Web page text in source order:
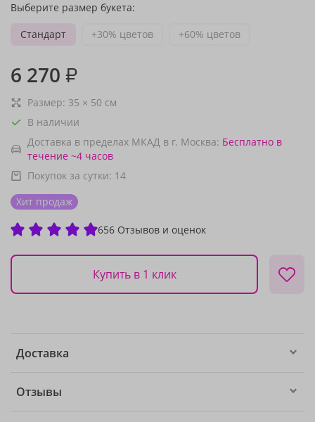
Выберите размер букета:
Стандарт
+30% цветов +60% цветов
6 270 ₽
Размер: 35 × 50 см
В наличии
Доставка в пределах МКАД в г. Москва: Бесплатно в
течение ~4 часов
Покупок за сутки: 14
Хит продаж
656 Отзывов и оценок
Купить в 1 клик
Доставка
Отзывы